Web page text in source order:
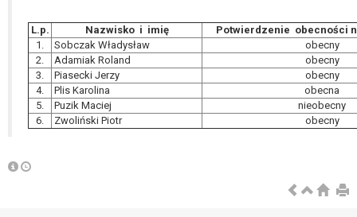
L.p. Nazwisko i imię
Potwierdzenie obecności
1.
Sobczak Władysław
obecny
2.
Adamiak Roland
obecny
3.
Piasecki Jerzy
obecny
4.
Plis Karolina
obecna
5.
Puzik Maciej
nieobecny
6.
Zwoliński Piotr obecny